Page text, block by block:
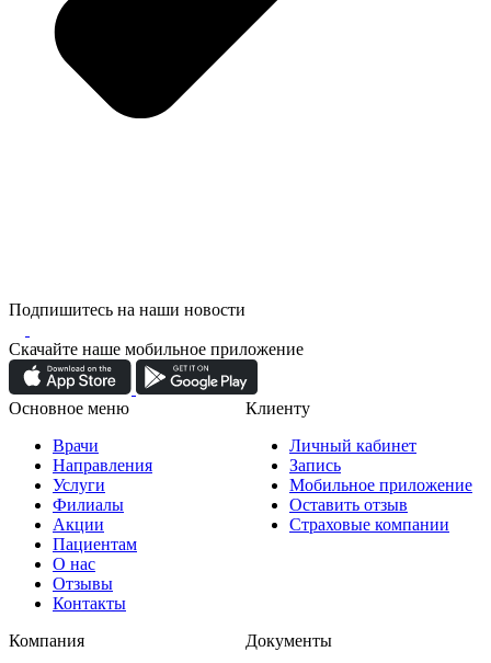
Подпишитесь на наши новости
Скачайте наше мобильное приложение
Основное меню
Врачи
Направления
Услуги
Филиалы
Акции
Пациентам
О нас
Отзывы
Контакты
Клиенту
Личный кабинет
Запись
Мобильное приложение
Оставить отзыв
Страховые компании
Компания
Документы